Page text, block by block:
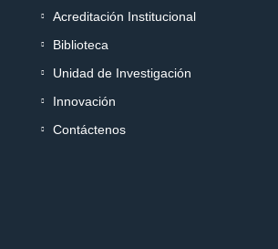
Acreditación Institucional
Biblioteca
Unidad de Investigación
Innovación
Contáctenos